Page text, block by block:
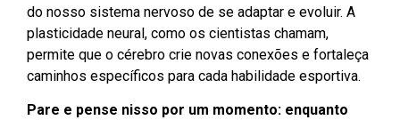
do nosso sistema nervoso de se adaptar e evoluir. A
plasticidade neural, como os cientistas chamam,
permite que o cérebro crie novas conexões e fortaleça
caminhos específicos para cada habilidade esportiva.
Pare e pense nisso por um momento: enquanto